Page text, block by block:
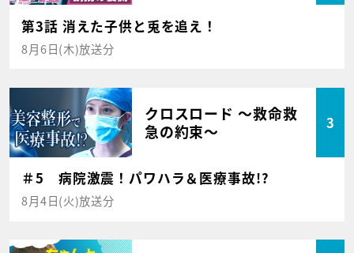
第3話 消えた子供と兎を追え！
8月6日(木)放送分
クロスロード ～救命救
急の約束～
3
＃5 病院激震！パワハラ＆医療事故!?
8月4日(火)放送分